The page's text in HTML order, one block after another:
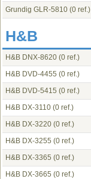
Grundig GLR-5810 (0 ref.)
H&B
H&B DNX-8620 (0 ref.)
H&B DVD-4455 (0 ref.)
H&B DVD-5415 (0 ref.)
H&B DX-3110 (0 ref.)
H&B DX-3220 (0 ref.)
H&B DX-3255 (0 ref.)
H&B DX-3365 (0 ref.)
H&B DX-3665 (0 ref.)